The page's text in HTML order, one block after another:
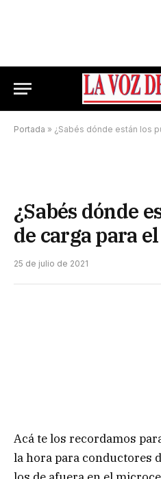
Portada » ¿Sabés dónde están los
¿Sabés dónde
de carga para
25 de julio de 2021
Acá te los recordamos
la hora para conductores